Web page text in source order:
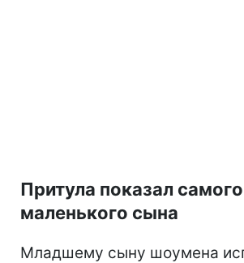
Притула показал самого
маленького сына
Младшему сыну шоумена